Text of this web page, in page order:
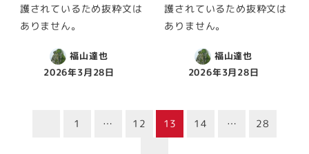
護されているため抜粋文は
ありません。
福山達也
2026年3月28日
護されているため抜粋文は
ありません。
福山達也
2026年3月28日
1 … 12 13 14 … 28